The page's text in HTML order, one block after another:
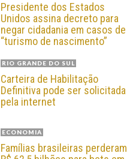
Presidente dos Estados
Unidos assina decreto para
negar cidadania em casos de
“turismo de nascimento”
RIO GRANDE DO SUL
Carteira de Habilitação
Definitiva pode ser solicitada
pela internet
ECONOMIA
Famílias brasileiras perderam